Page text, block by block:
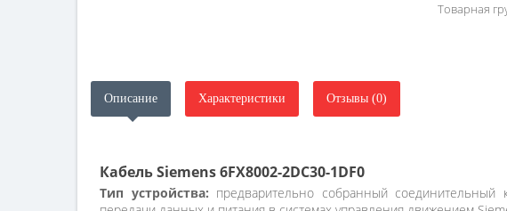
Товарная
Описание Характеристики Отзывы (0)
Кабель Siemens 6FX8002-2DC30-1DF0
Тип устройства: предварительно собранный